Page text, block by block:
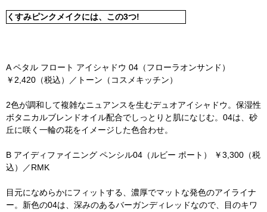
くすみピンクメイクには、この3つ!
A ペタル フロート アイシャドウ 04（フローラオンサンド）
￥2,420（税込）／トーン（コスメキッチン）
2色が調和して複雑なニュアンスを生むデュオアイシャドウ。保湿性
ボタニカルブレンドオイル配合でしっとりと肌になじむ。04は、砂
丘に咲く一輪の花をイメージした色合わせ。
B アイディファイニング ペンシル04（ルビー ポート） ￥3,300（税
込）／RMK
目元になめらかにフィットする、濃厚でマットな発色のアイライナ
ー。新色の04は、深みのあるバーガンディレッドなので、目のキワ